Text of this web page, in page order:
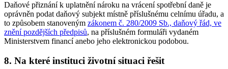
Daňové přiznání k uplatnění nároku na vrácení spotřební daně je
oprávněn podat daňový subjekt místně příslušnému celnímu úřadu, a
to způsobem stanoveným zákonem č. 280/2009 Sb., daňový řád, ve
znění pozdějších předpisů, na příslušném formuláři vydaném
Ministerstvem financí anebo jeho elektronickou podobou.
8. Na které instituci životní situaci řešit